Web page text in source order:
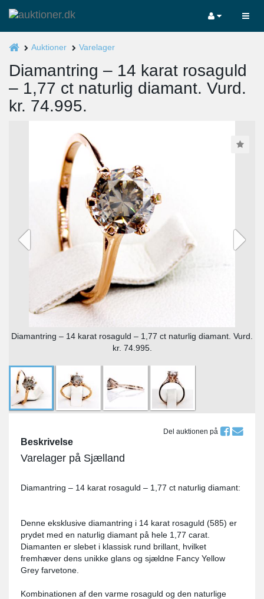
Auktioner Varelager
Diamantring – 14 karat rosaguld
– 1,77 ct naturlig diamant. Vurd.
kr. 74.995.
Diamantring – 14 karat rosaguld – 1,77 ct naturlig diamant. Vurd.
kr. 74.995.
Del auktionen på
Beskrivelse
Varelager på Sjælland
Diamantring – 14 karat rosaguld – 1,77 ct naturlig diamant:
Denne eksklusive diamantring i 14 karat rosaguld (585) er
prydet med en naturlig diamant på hele 1,77 carat.
Diamanten er slebet i klassisk rund brillant, hvilket
fremhæver dens unikke glans og sjældne Fancy Yellow
Grey farvetone.
Kombinationen af den varme rosaguld og den naturlige